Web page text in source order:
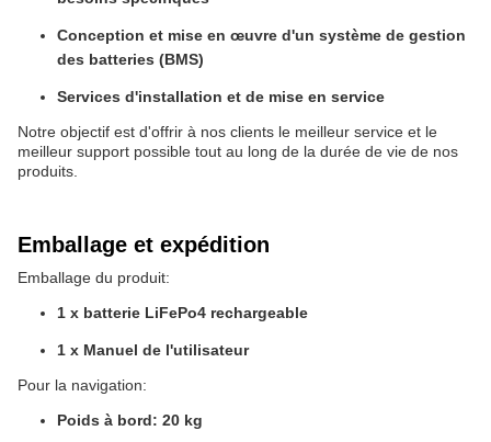
Conception et mise en œuvre d'un système de gestion
des batteries (BMS)
Services d'installation et de mise en service
Notre objectif est d'offrir à nos clients le meilleur service et le
meilleur support possible tout au long de la durée de vie de nos
produits.
Emballage et expédition
Emballage du produit:
1 x batterie LiFePo4 rechargeable
1 x Manuel de l'utilisateur
Pour la navigation:
Poids à bord: 20 kg